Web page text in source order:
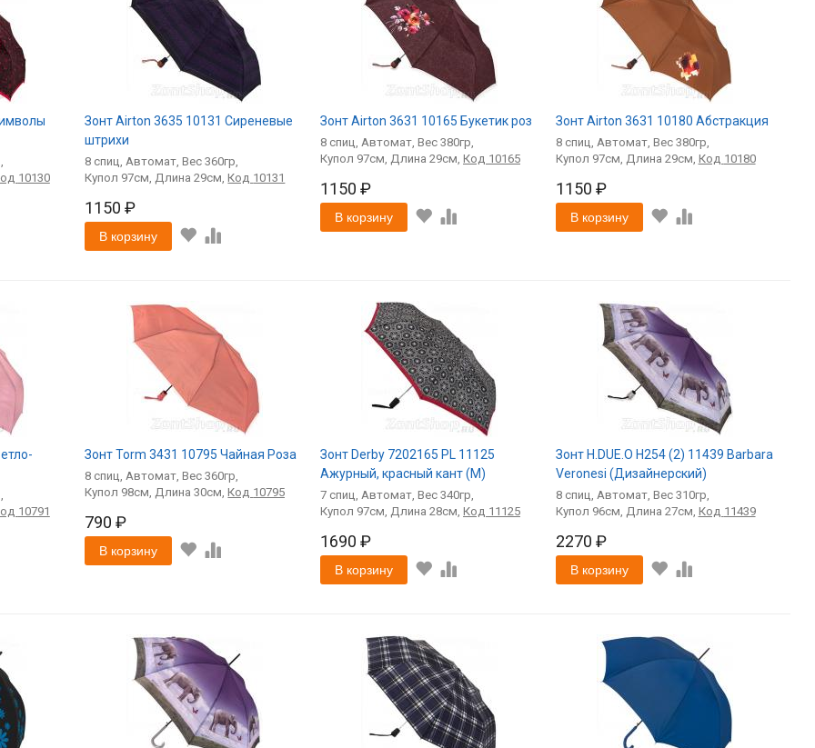
10130
Зонт Airton 3635 10131 Сиреневые
штрихи
8 спиц Автомат
360
97
29 Код 10131
1150 ₽
В корзину
Зонт Airton 3631 10165 Букетик роз
8спиц Автомат
380
97
29 Код 10165
1150 ₽
В корзину
Зонт Airton 3631 10180 Абстракция
8спиц Автомат
380
97
29 Код 10180
1150 ₽
В корзину
10791
Зонт Torm 3431 10795 Чайная Роза
8 спиц Автомат
360
98
30 Код 10795
790 ₽
В корзину
Зонт Derby 7202165 PL 11125
Ажурный, красный кант (M)
7спиц Автомат
340
97
28 Код 11125
1690 ₽
В корзину
Зонт H.DUE.O H254 (2) 11439 Barbara
Veronesi (Дизайнерский)
8спиц Автомат
310
96
27 Код 11439
2270 ₽
В корзину